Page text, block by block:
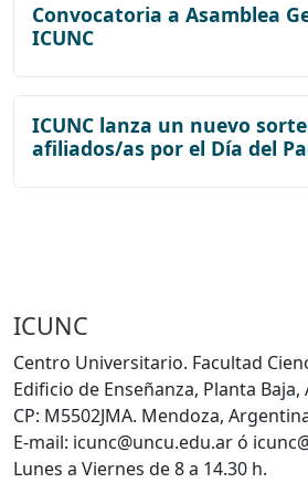
Convocatoria a Asamblea
ICUNC
ICUNC lanza un nuevo
afiliados/as por el Día del
ICUNC
Centro Universitario. Facultad
Edificio de Enseñanza, Planta Baja,
CP: M5502JMA. Mendoza,
E-mail: icunc@uncu.edu.ar ó
Lunes a Viernes de 8 a 14.30 h.